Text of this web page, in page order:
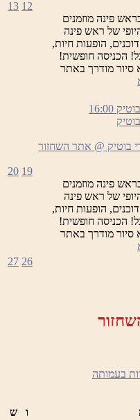
פינה מוזמנים
של ראש פינה
הופעות חיות,
הכניסה חופשית!
18:00 וב19:30 יצא סיור מודרך באתר
בולברד
–
ירידי
בוטיק
12
13
16:00
פינה מוזמנים
של ראש פינה
הופעות חיות,
הכניסה חופשית!
18:00 וב19:30 יצא סיור מודרך באתר
19
20
26
27
בעמותה
ו ש